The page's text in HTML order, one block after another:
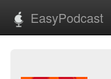
EasyPodcast